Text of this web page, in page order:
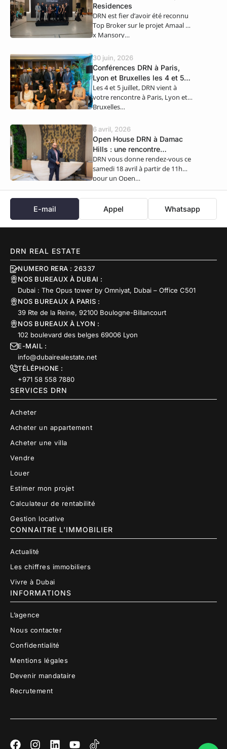
Residences
DRN est fier d’avoir été reconnu
Top Broker sur le projet Amaal 8
x Mansory…
30 juin, 2026
Conférences DRN à Paris,
Lyon et Bruxelles les 4 et 5
juillet
Les 4 et 5 juillet, DRN vient à
votre rencontre à Paris, Lyon et
Bruxelles…
6 avril, 2026
Open House DRN à Damac
Hills : une rencontre
exclusive ce samedi 18 avril
DRN vous donne rendez-vous ce
samedi 18 avril à partir de 11h
pour un Open…
E-mail Appel Whatsapp
DRN REAL ESTATE
NUMERO RERA : 26337
NOS BUREAUX À DUBAI :
Dubai : The Opus tower by Omniyat, Dubai – Office C501
NOS BUREAUX À PARIS :
39 Rte de la Reine, 92100 Boulogne-Billancourt
NOS BUREAUX À LYON :
102 boulevard des belges 69006 Lyon
E-MAIL :
info@dubairealestate.net
TÉLÉPHONE :
+971 58 558 7880
SERVICES DRN
Acheter
Acheter un appartement
Acheter une villa
Vendre
Louer
Estimer mon projet
Calculateur de rentabilité
Gestion locative
CONNAITRE L'IMMOBILIER
Actualité
Les chiffres immobiliers
Vivre à Dubai
INFORMATIONS
L’agence
Nous contacter
Confidentialité
Mentions légales
Devenir mandataire
Recrutement